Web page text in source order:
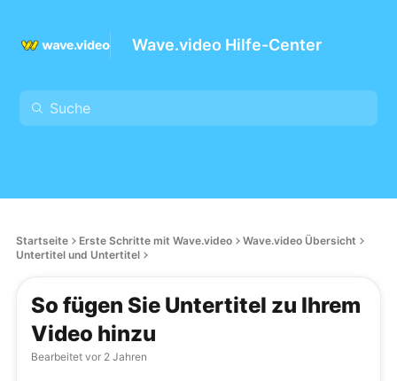
Wave.video Hilfe-Center
Startseite Erste Schritte mit Wave.video
Wave.video Übersicht
Untertitel und Untertitel
So fügen Sie Untertitel zu Ihrem
Video hinzu
Bearbeitet vor 2 Jahren